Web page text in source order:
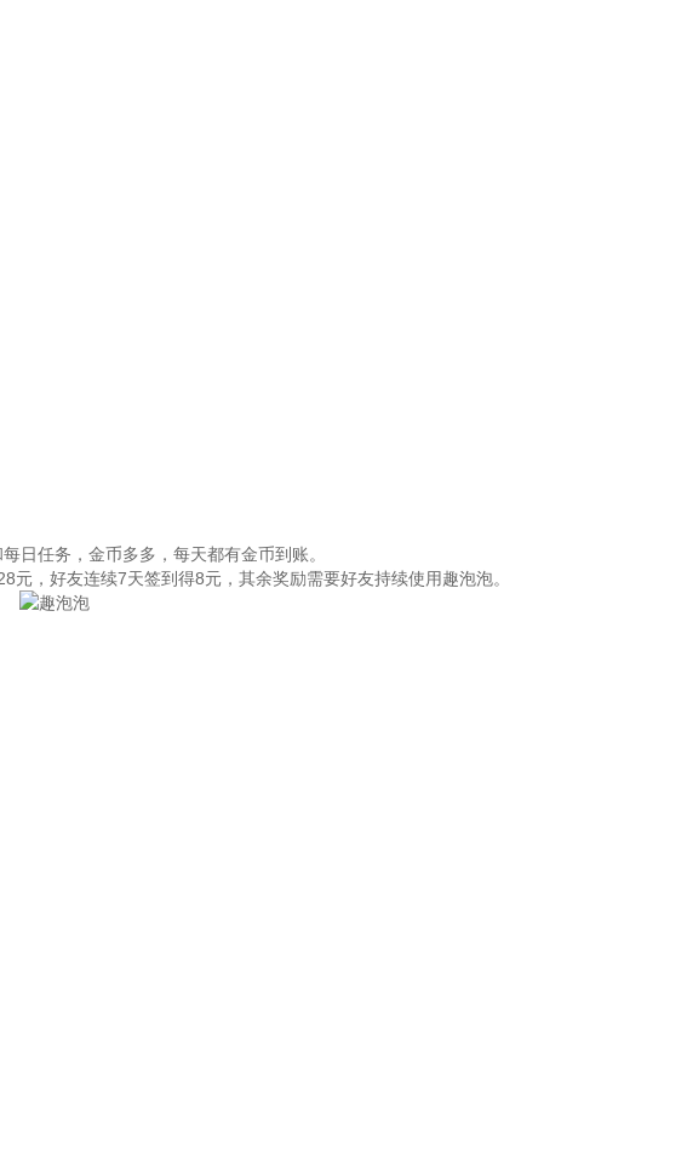
日任务，金币多多，每天都有金币到账。
元，好友连续7天签到得8元，其余奖励需要好友持续使用趣泡泡。